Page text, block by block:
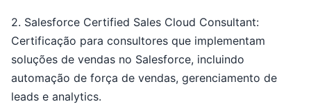
2. Salesforce Certified Sales Cloud Consultant:
Certificação para consultores que implementam
soluções de vendas no Salesforce, incluindo
automação de força de vendas, gerenciamento de
leads e analytics.